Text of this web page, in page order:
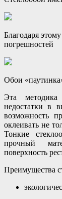
Благодаря
погрешностей
Обои
Эта
недостатки в
возможность
оклеивать не
Тонкие
прочный
поверхность
Преимущества